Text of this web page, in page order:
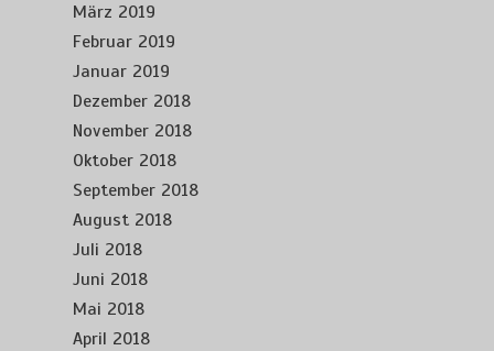
März 2019
Februar 2019
Januar 2019
Dezember 2018
November 2018
Oktober 2018
September 2018
August 2018
Juli 2018
Juni 2018
Mai 2018
April 2018